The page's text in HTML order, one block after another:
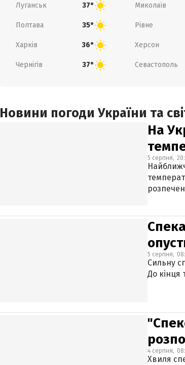
Луганськ 37° Миколаїв
Полтава 35° Рівне
Харків 36° Херсон
Чернігів 37° Севастополь
Новини погоди України та
На
5 серпня,
5 серпня,
Сильну
До кінця
4 серпня,
Хвиля